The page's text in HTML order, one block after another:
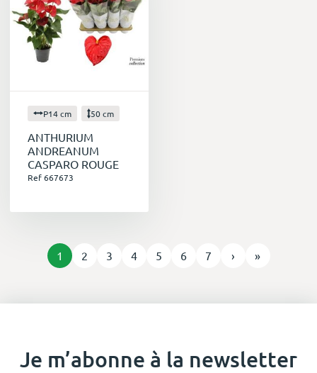
P14 cm 50 cm
ANTHURIUM
ANDREANUM
CASPARO ROUGE
Ref 667673
1 2 3 4 5 6 7 › »
Je m’abonne à la newsletter